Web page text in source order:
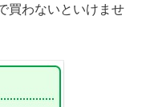
買わないといけませ